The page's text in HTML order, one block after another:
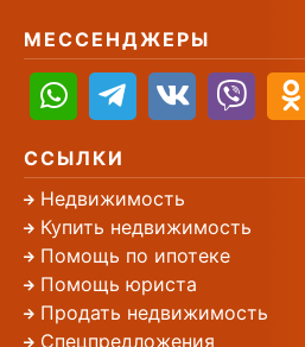
МЕССЕНДЖЕРЫ
ССЫЛКИ
Недвижимость
Купить недвижимость
Помощь по ипотеке
Помощь юриста
Продать недвижимость
Спецпредложения